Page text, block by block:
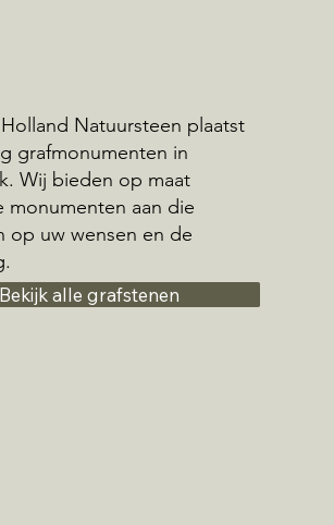
Natuursteen plaatst
grafmonumenten in
Wij bieden op maat
monumenten aan die
op uw wensen en de
Bekijk alle grafstenen